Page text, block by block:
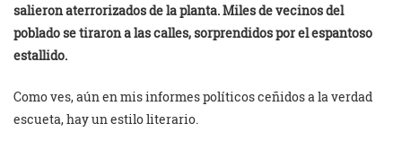
salieron aterrorizados de la planta. Miles de vecinos del
poblado se tiraron a las calles, sorprendidos por el espantoso
estallido.
Como ves, aún en mis informes políticos ceñidos a la verdad
escueta, hay un estilo literario.